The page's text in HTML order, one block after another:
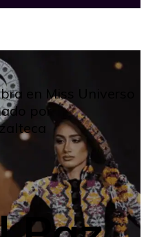
en Miss Universo
por